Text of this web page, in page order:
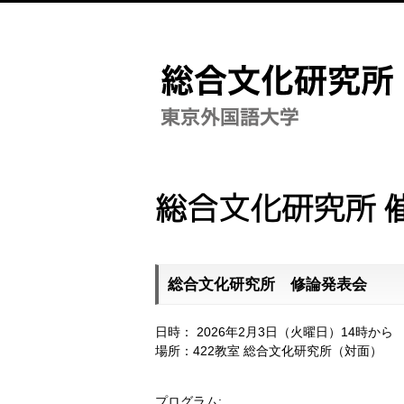
総合文化研究所
総合文化研究所 修論発表会
日時： 2026年2月3日（火曜日）14時から
場所：422教室 総合文化研究所（対面）